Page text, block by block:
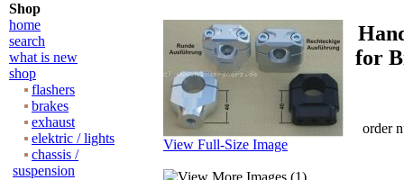
Shop
home
search
what is new
shop
flashers
brakes
exhaust
elektric / lights
chassis /
suspension
View Full-Size Image
for
order